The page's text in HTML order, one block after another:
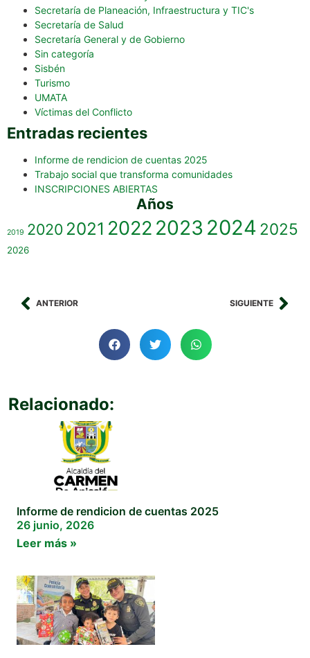
Secretaría de Planeación, Infraestructura y TIC's
Secretaría de Salud
Secretaría General y de Gobierno
Sin categoría
Sisbén
Turismo
UMATA
Víctimas del Conflicto
Entradas recientes
Informe de rendicion de cuentas 2025
Trabajo social que transforma comunidades
INSCRIPCIONES ABIERTAS
Años
2019 20202021 2022 2023 2024 2025
2026
ANTERIOR SIGUIENTE
Relacionado:
Informe de rendicion de cuentas 2025
26 junio, 2026
Leer más »